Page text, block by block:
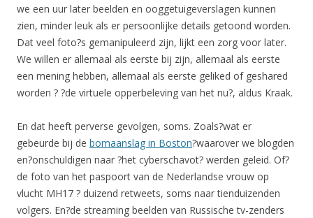
we een uur later beelden en ooggetuigeverslagen kunnen
zien, minder leuk als er persoonlijke details getoond worden.
Dat veel foto?s gemanipuleerd zijn, lijkt een zorg voor later.
We willen er allemaal als eerste bij zijn, allemaal als eerste
een mening hebben, allemaal als eerste geliked of geshared
worden ? ?de virtuele opperbeleving van het nu?, aldus Kraak.
En dat heeft perverse gevolgen, soms. Zoals?wat er
gebeurde bij de bomaanslag in Boston?waarover we blogden
en?onschuldigen naar ?het cyberschavot? werden geleid. Of?
de foto van het paspoort van de Nederlandse vrouw op
vlucht MH17 ? duizend retweets, soms naar tienduizenden
volgers. En?de streaming beelden van Russische tv-zenders